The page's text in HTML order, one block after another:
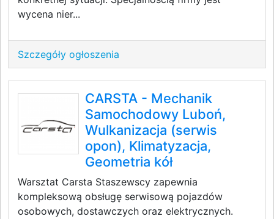
wycena nier...
Szczegóły ogłoszenia
CARSTA - Mechanik
Samochodowy Luboń,
Wulkanizacja (serwis
opon), Klimatyzacja,
Geometria kół
Warsztat Carsta Staszewscy zapewnia
kompleksową obsługę serwisową pojazdów
osobowych, dostawczych oraz elektrycznych.